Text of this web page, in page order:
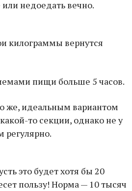
недоедать вечно.
килограммы вернутся
пищи больше 5 часов.
же, идеальным вариантом
то секции, однако не у
регулярно.
это будет хотя бы 20
пользу! Норма — 10 тысяч